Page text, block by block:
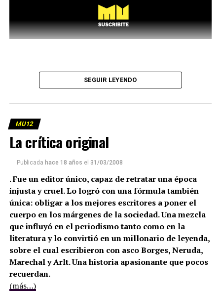
SEGUIR LEYENDO
MU12
La crítica original
Publicada hace 18 años el 31/03/2008
. Fue un editor único, capaz de retratar una época
injusta y cruel. Lo logró con una fórmula también
única: obligar a los mejores escritores a poner el
cuerpo en los márgenes de la sociedad. Una mezcla
que influyó en el periodismo tanto como en la
literatura y lo convirtió en un millonario de leyenda,
sobre el cual escribieron con asco Borges, Neruda,
Marechal y Arlt. Una historia apasionante que pocos
recuerdan.
(más…)